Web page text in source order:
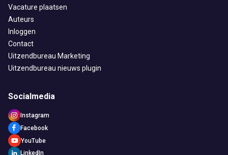
Vacature plaatsen
Auteurs
Inloggen
Contact
Uitzendbureau Marketing
Uitzendbureau nieuws plugin
Socialmedia
Instagram
Facebook
YouTube
LinkedIn